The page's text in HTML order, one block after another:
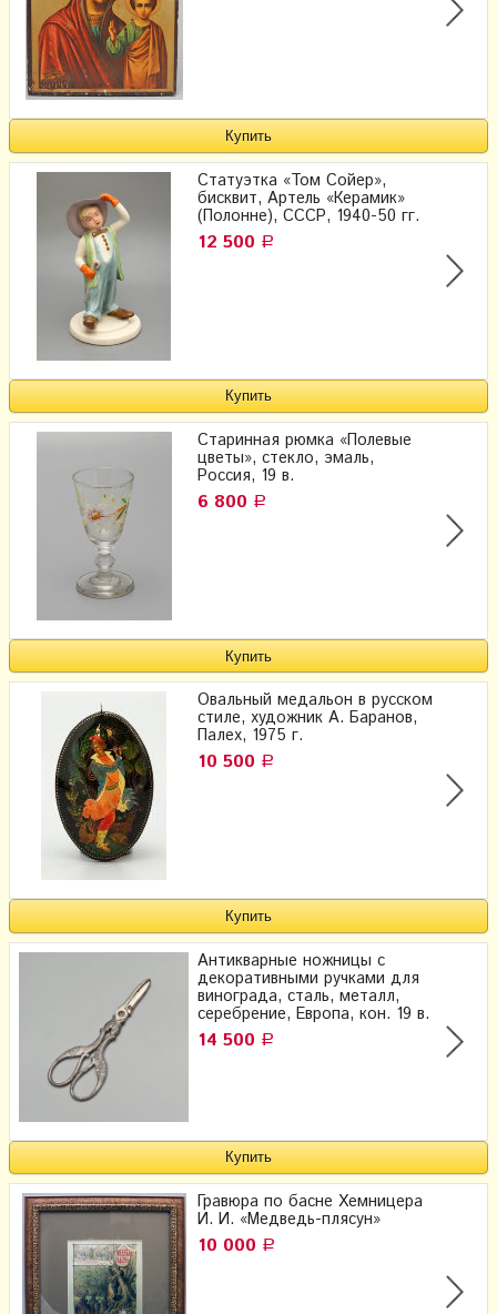
Статуэтка «Том Сойер»,
бисквит, Артель «Керамик»
(Полонне), СССР, 1940-50 гг.
12 500 Р
Старинная рюмка «Полевые
цветы», стекло, эмаль,
Россия, 19 в.
6 800 Р
Овальный медальон в русском
стиле, художник А. Баранов,
Палех, 1975 г.
10 500 Р
Антикварные ножницы с
декоративными ручками для
винограда, сталь, металл,
серебрение, Европа, кон. 19 в.
14 500 Р
Гравюра по басне Хемницера
И. И. «Медведь-плясун»
10 000 Р